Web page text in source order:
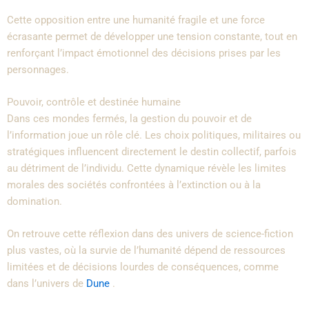
Cette opposition entre une humanité fragile et une force
écrasante permet de développer une tension constante, tout en
renforçant l’impact émotionnel des décisions prises par les
personnages.
Pouvoir, contrôle et destinée humaine
Dans ces mondes fermés, la gestion du pouvoir et de
l’information joue un rôle clé. Les choix politiques, militaires ou
stratégiques influencent directement le destin collectif, parfois
au détriment de l’individu. Cette dynamique révèle les limites
morales des sociétés confrontées à l’extinction ou à la
domination.
On retrouve cette réflexion dans des univers de science-fiction
plus vastes, où la survie de l’humanité dépend de ressources
limitées et de décisions lourdes de conséquences, comme
dans l’univers de Dune .